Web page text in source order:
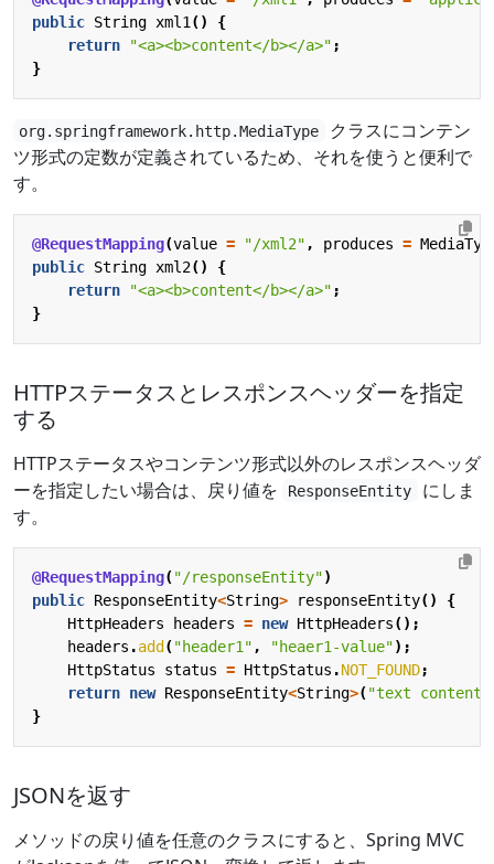
public String xml1 ()
{
return
"<a><b>content</b></a>" ;
}
org.springframework.http.MediaType
クラスにコンテン
ツ形式の定数が定義されているため、それを使うと便利で
す。
@RequestMapping(value = "/xml2" , produces =
public String xml2()
{
return
"<a><b>content</b></a>" ;
}
HTTPステータスとレスポンスヘッダーを指定
する
HTTPステータスやコンテンツ形式以外のレスポンスヘッダ
ーを指定したい場合は、戻り値を
ResponseEntity
にしま
す。
@RequestMapping("/responseEntity")
public ResponseEntity<String> responseEntity()
{
HttpHeaders
headers = new HttpHeaders();
headers .add ("header1" , "heaer1-value");
HttpStatus
status = HttpStatus .NOT_FOUND;
return new ResponseEntity<String>("text content"
}
JSONを返す
メソッドの戻り値を任意のクラスにすると、Spring MVC